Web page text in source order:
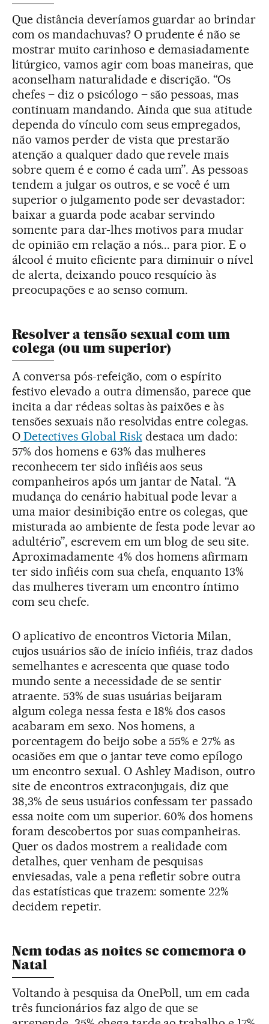
Que distância deveríamos guardar ao brindar
com os mandachuvas? O prudente é não se
mostrar muito carinhoso e demasiadamente
litúrgico, vamos agir com boas maneiras, que
aconselham naturalidade e discrição. “Os
chefes – diz o psicólogo – são pessoas, mas
continuam mandando. Ainda que sua atitude
dependa do vínculo com seus empregados,
não vamos perder de vista que prestarão
atenção a qualquer dado que revele mais
sobre quem é e como é cada um”. As pessoas
tendem a julgar os outros, e se você é um
superior o julgamento pode ser devastador:
baixar a guarda pode acabar servindo
somente para dar-lhes motivos para mudar
de opinião em relação a nós... para pior. E o
álcool é muito eficiente para diminuir o nível
de alerta, deixando pouco resquício às
preocupações e ao senso comum.
Resolver a tensão sexual com um
colega (ou um superior)
A conversa pós-refeição, com o espírito
festivo elevado a outra dimensão, parece que
incita a dar rédeas soltas às paixões e às
tensões sexuais não resolvidas entre colegas.
ODetectives Global Riskdestaca um dado:
57% dos homens e 63% das mulheres
reconhecem ter sido infiéis aos seus
companheiros após um jantar de Natal. “A
mudança do cenário habitual pode levar a
uma maior desinibição entre os colegas, que
misturada ao ambiente de festa pode levar ao
adultério”, escrevem em um blog de seu site.
Aproximadamente 4% dos homens afirmam
ter sido infiéis com sua chefa, enquanto 13%
das mulheres tiveram um encontro íntimo
com seu chefe.
O aplicativo de encontros Victoria Milan,
cujos usuários são de início infiéis, traz dados
semelhantes e acrescenta que quase todo
mundo sente a necessidade de se sentir
atraente. 53% de suas usuárias beijaram
algum colega nessa festa e 18% dos casos
acabaram em sexo. Nos homens, a
porcentagem do beijo sobe a 55% e 27% as
ocasiões em que o jantar teve como epílogo
um encontro sexual. O Ashley Madison, outro
site de encontros extraconjugais, diz que
38,3% de seus usuários confessam ter passado
essa noite com um superior. 60% dos homens
foram descobertos por suas companheiras.
Quer os dados mostrem a realidade com
detalhes, quer venham de pesquisas
enviesadas, vale a pena refletir sobre outra
das estatísticas que trazem: somente 22%
decidem repetir.
Nem todas as noites se comemora o
Natal
Voltando à pesquisa da OnePoll, um em cada
três funcionários faz algo de que se